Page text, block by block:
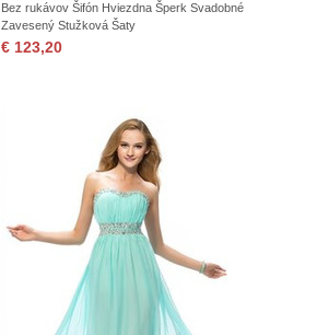
Bez rukávov Šifón Hviezdna Šperk Svadobné
Zavesený Stužková Šaty
€ 123,20